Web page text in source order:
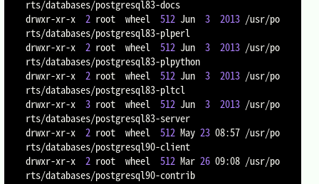
rts/databases/postgresql83-docs
drwxr-xr-x 2 root  wheel 512 Jun 3 2013 /usr/po
rts/databases/postgresql83-plperl
drwxr-xr-x 2 root  wheel 512 Jun 3 2013 /usr/po
rts/databases/postgresql83-plpython
drwxr-xr-x 2 root  wheel 512 Jun 3 2013 /usr/po
rts/databases/postgresql83-pltcl
drwxr-xr-x 3 root  wheel 512 Jun 3 2013 /usr/po
rts/databases/postgresql83-server
drwxr-xr-x 2 root  wheel 512 May 23 08:57 /usr/po
rts/databases/postgresql90-client
drwxr-xr-x 2 root  wheel 512 Mar 26 09:08 /usr/po
rts/databases/postgresql90-contrib